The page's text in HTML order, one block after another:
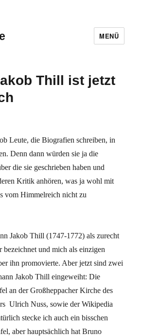
MENÜ
Thill ist jetzt
Leute, die Biografien schreiben, in
Denn dann würden sie ja die
die sie geschrieben haben und
Kritik anhören, was ja wohl mit
vom Himmelreich nicht zu
Jakob Thill (1747-1772) als zurecht
bezeichnet und mich als einzigen
ihn promovierte. Aber jetzt sind zwei
Jakob Thill eingeweiht: Die
an der Großheppacher Kirche des
Ulrich Nuss, sowie der Wikipedia
stecke ich auch ein bisschen
aber hauptsächlich hat Bruno